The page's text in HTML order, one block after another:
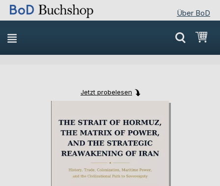
Über BoD
Direkt
zum
Inhalt
Jetzt probelesen
the
end
of
the
images
gallery
the
beginning
of
the
images
gallery